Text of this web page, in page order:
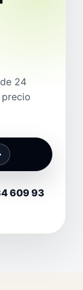
24
609 93